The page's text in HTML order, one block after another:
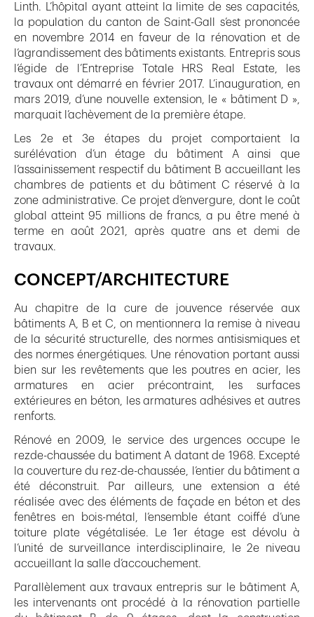
Linth. L’hôpital ayant atteint la limite de ses capacités,
la population du canton de Saint-Gall s’est prononcée
en novembre 2014 en faveur de la rénovation et de
l’agrandissement des bâtiments existants. Entrepris sous
l’égide de l’Entreprise Totale HRS Real Estate, les
travaux ont démarré en février 2017. L’inauguration, en
mars 2019, d’une nouvelle extension, le « bâtiment D »,
marquait l’achèvement de la première étape.
Les 2e et 3e étapes du projet comportaient la
surélévation d’un étage du bâtiment A ainsi que
l’assainissement respectif du bâtiment B accueillant les
chambres de patients et du bâtiment C réservé à la
zone administrative. Ce projet d’envergure, dont le coût
global atteint 95 millions de francs, a pu être mené à
terme en août 2021, après quatre ans et demi de
travaux.
CONCEPT/ARCHITECTURE
Au chapitre de la cure de jouvence réservée aux
bâtiments A, B et C, on mentionnera la remise à niveau
de la sécurité structurelle, des normes antisismiques et
des normes énergétiques. Une rénovation portant aussi
bien sur les revêtements que les poutres en acier, les
armatures en acier précontraint, les surfaces
extérieures en béton, les armatures adhésives et autres
renforts.
Rénové en 2009, le service des urgences occupe le
rezde-chaussée du batiment A datant de 1968. Excepté
la couverture du rez-de-chaussée, l’entier du bâtiment a
été déconstruit. Par ailleurs, une extension a été
réalisée avec des éléments de façade en béton et des
fenêtres en bois-métal, l’ensemble étant coiffé d’une
toiture plate végétalisée. Le 1er étage est dévolu à
l’unité de surveillance interdisciplinaire, le 2e niveau
accueillant la salle d’accouchement.
Parallèlement aux travaux entrepris sur le bâtiment A,
les intervenants ont procédé à la rénovation partielle